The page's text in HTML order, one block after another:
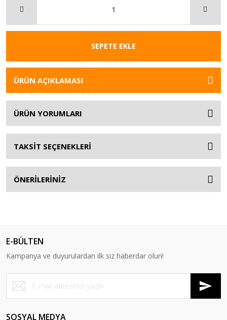
SEPETE EKLE
ÜRÜN AÇIKLAMASI
ÜRÜN YORUMLARI
TAKSİT SEÇENEKLERİ
ÖNERİLERİNİZ
E-BÜLTEN
Kampanya ve duyurulardan ilk siz haberdar olun!
SOSYAL MEDYA